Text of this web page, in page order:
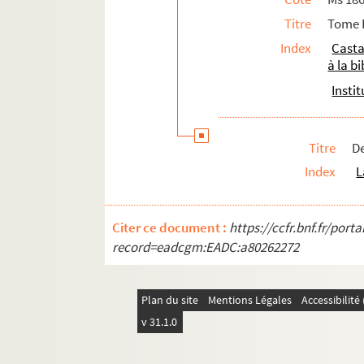
112. Grellet Jean (1 lettre, 1892)
115. Grenier Édouard (1 lettre, 1892)
118. Grognot (3 lettres, 1889).
135. Guessard Francis (2 lettres,
150. Hild (1 lettre, 1883)
153. Hiélard (1 lettre, 1869)
156. Houbigant (3 lettres, 1861-1862)
179. Hugon (3 lettres, 1866)
185. Huillard-Bréholles (1 lettre,
Titre
Tome
Index
à la
Titre
Index
Citer ce document : https://ccfr.bnf.fr/
record=eadcgm:EADC:a80262272
Plan du site Mentions Légales
v 31.1.0